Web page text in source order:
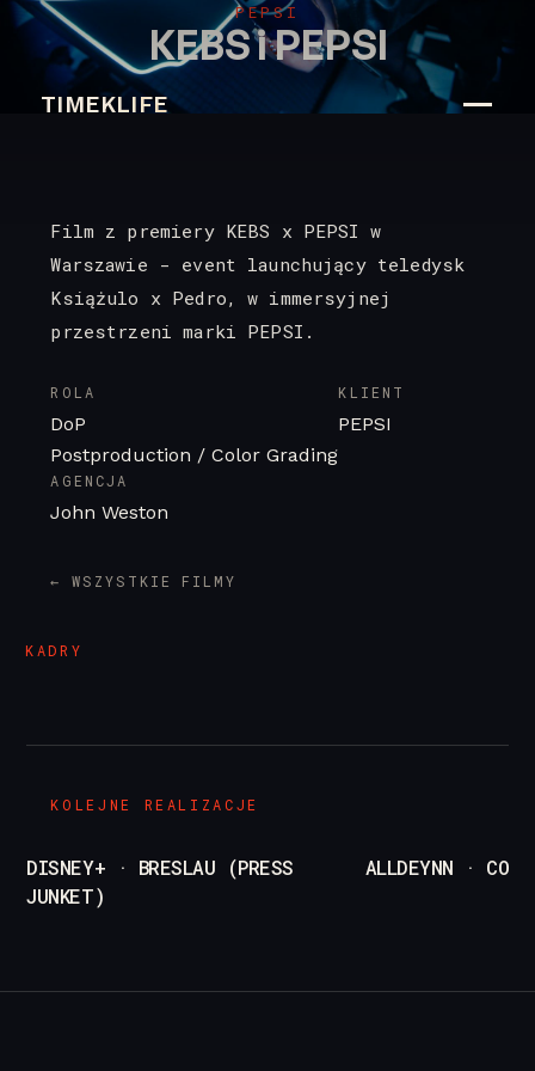
TIMEKLIFE
PEPSI
KEBS i PEPSI
Film z premiery KEBS x PEPSI w
Warszawie - event launchujący teledysk
Książulo x Pedro, w immersyjnej
przestrzeni marki PEPSI.
ROLA
DoP
Postproduction / Color Grading
KLIENT
PEPSI
AGENCJA
John Weston
← WSZYSTKIE FILMY
KADRY
KOLEJNE REALIZACJE
DISNEY+ · BRESLAU (PRESS
JUNKET)
ALLDEYNN ·